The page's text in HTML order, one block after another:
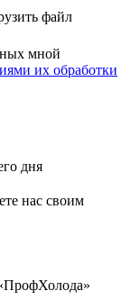
файл
мной
их обработки
дня
нас своим